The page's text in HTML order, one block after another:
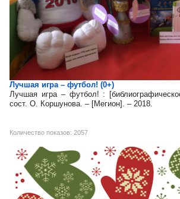
Лучшая игра – футбол! (0+)
Лучшая игра – футбол! :
сост. О. Коршунова. – [Мегион]. – 2018.
Количество показов: 2057